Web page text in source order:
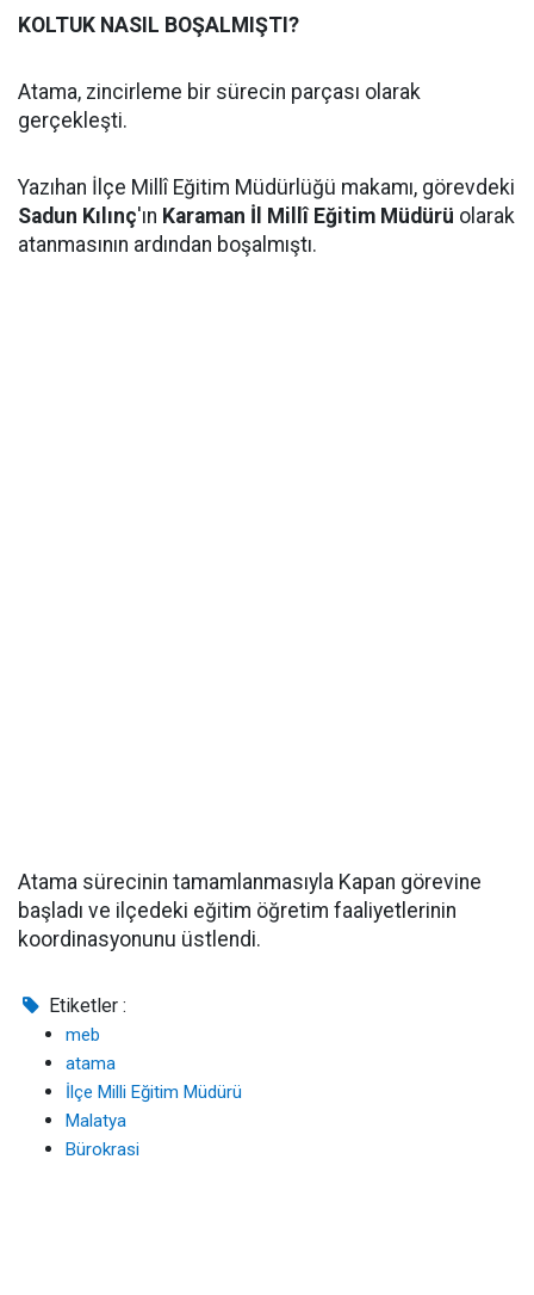
KOLTUK NASIL BOŞALMIŞTI?
Atama, zincirleme bir sürecin parçası olarak
gerçekleşti.
Yazıhan İlçe Millî Eğitim Müdürlüğü makamı, görevdeki
Sadun Kılınç'ın Karaman İl Millî Eğitim Müdürü olarak
atanmasının ardından boşalmıştı.
Atama sürecinin tamamlanmasıyla Kapan görevine
başladı ve ilçedeki eğitim öğretim faaliyetlerinin
koordinasyonunu üstlendi.
Etiketler :
meb
atama
İlçe Milli Eğitim Müdürü
Malatya
Bürokrasi